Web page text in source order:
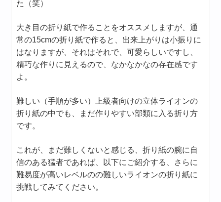
た（笑）
大き目の折り紙で作ることをオススメしますが、通
常の15cmの折り紙で作ると、出来上がりは小振りに
はなりますが、それはそれで、可愛らしいですし、
精巧な作りに見えるので、なかなかなの存在感です
よ。
難しい（手順が多い）上級者向けの立体ライオンの
折り紙の中でも、まだ作りやすい部類に入る折り方
です。
これが、まだ難しくないと感じる、折り紙の腕に自
信のある猛者であれば、以下にご紹介する、さらに
難易度が高いレベルのの難しいライオンの折り紙に
挑戦してみてください。